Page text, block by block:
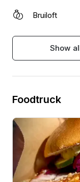
Bruiloft
Show
Foodtruck